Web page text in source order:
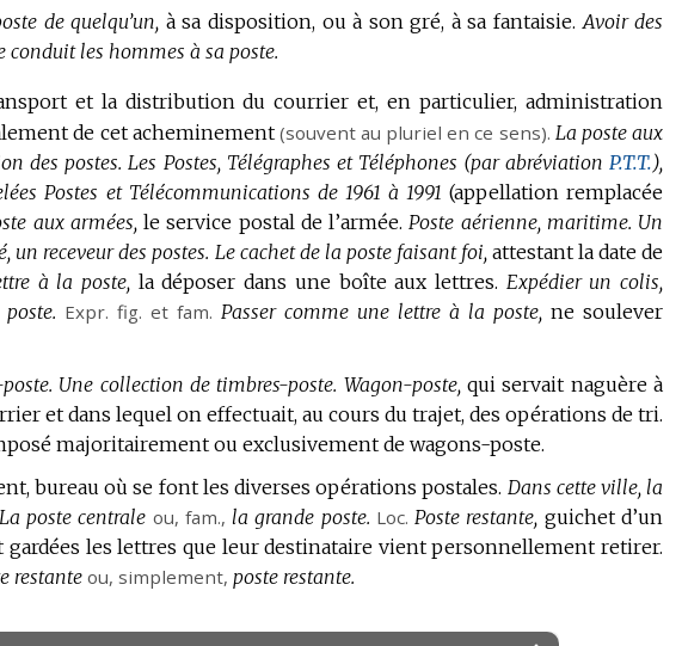
de quelqu’un, à sa disposition, ou à son gré, à sa fantaisie. Avoir des
conduit les hommes à sa poste.
et la distribution du courrier et, en particulier, administration
de cet acheminement (souvent au pluriel en ce sens). La poste aux
des postes. Les Postes, Télégraphes et Téléphones (par abréviationP.T.T.),
Postes et Télécommunications de 1961 à 1991 (appellation remplacée
aux armées, le service postal de l’armée. Poste aérienne, maritime. Un
un receveur des postes. Le cachet de la poste faisant foi, attestant la date de
à la poste, la déposer dans une boîte aux lettres. Expédier un colis,
Expr. fig. etfam. Passer comme une lettre à la poste, ne soulever
Une collection de timbres-poste. Wagon-poste, qui servait naguère à
et dans lequel on effectuait, au cours du trajet, des opérations de tri.
majoritairement ou exclusivement de wagons-poste.
bureau où se font les diverses opérations postales. Dans cette ville, la
La poste centrale ou, fam., la grande poste. Loc. Poste restante, guichet d’un
gardées les lettres que leur destinataire vient personnellement retirer.
restanteou, simplement, poste restante.